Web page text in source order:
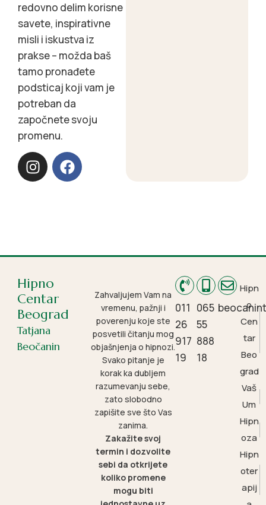
redovno delim korisne
savete, inspirativne
misli i iskustva iz
prakse – možda baš
tamo pronađete
podsticaj koji vam je
potreban da
započnete svoju
promenu.
Hipno
Centar
Beograd
Tatjana
Beočanin
Zahvaljujem Vam na
vremenu, pažnji i
poverenju koje ste
posvetili čitanju mog
objašnjenja o hipnozi.
Svako pitanje je
korak ka dubljem
razumevanju sebe,
zato slobodno
zapišite sve što Vas
zanima.
Zakažite svoj
termin i dozvolite
sebi da otkrijete
koliko promene
mogu biti
011
26
917
19
065
55
888
18
Hipn
o
Cen
tar
Beo
grad
Vaš
Um
Hipn
oza
Hipn
oter
apij